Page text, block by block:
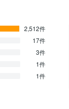
2,512件
17件
3件
1件
1件